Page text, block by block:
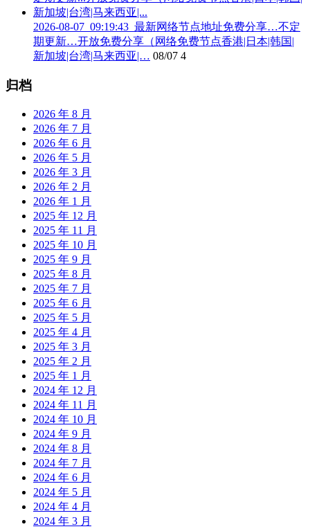
2026-08-07_09:19:43_最新网络节点地址免费分享…不定
期更新…开放免费分享（网络免费节点香港|日本|韩国|
新加坡|台湾|马来西亚|… 08/07 4
归档
2026 年 8 月
2026 年 7 月
2026 年 6 月
2026 年 5 月
2026 年 3 月
2026 年 2 月
2026 年 1 月
2025 年 12 月
2025 年 11 月
2025 年 10 月
2025 年 9 月
2025 年 8 月
2025 年 7 月
2025 年 6 月
2025 年 5 月
2025 年 4 月
2025 年 3 月
2025 年 2 月
2025 年 1 月
2024 年 12 月
2024 年 11 月
2024 年 10 月
2024 年 9 月
2024 年 8 月
2024 年 7 月
2024 年 6 月
2024 年 5 月
2024 年 4 月
2024 年 3 月